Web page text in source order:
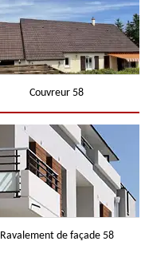
Couvreur 58
Ravalement de façade 58